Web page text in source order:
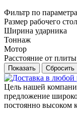
Фильтр по
Размер рабочего
Ширина ударника
Тоннаж
Мотор
Расстояние от
Сбросить
Цель нашей
предложение
постоянно высоком